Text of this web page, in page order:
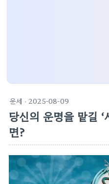
운세 · 2025-08-09
당신의 운명을 맡길
면?